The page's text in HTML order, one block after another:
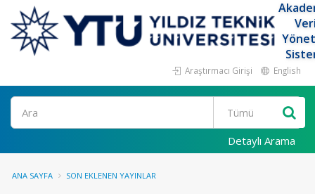
Araştırmacı Girişi English
Ara
Detaylı Arama
ANA SAYFA SON EKLENEN YAYINLAR